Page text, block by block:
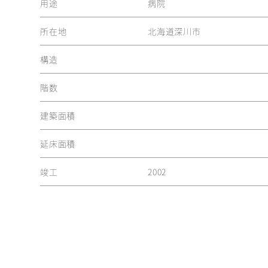
用途 病院
所在地 北海道深川市
構造
階数
建築面積
延床面積
竣工 2002